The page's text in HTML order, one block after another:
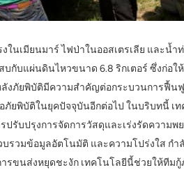
เมียนมาร์ ไฟป่าในออสเตรเลีย และน้
กับแผ่นดินไหวขนาด 6.8 ริกเตอร์ ซึ่งก่อ
งภัยพิบัติมีความสำคัญต่อกระบวนการฟื้
พิบัติในยุคปัจจุบันอีกต่อไป ในบริบทนี้ เท
ปรับปรุงการจัดการวัสดุและเร่งรัดความพ
รวมข้อมูลอัตโนมัติ และความโปร่งใส
รขนส่งหยุดชะงัก เทคโนโลยีนี้ช่วยให้ทีม